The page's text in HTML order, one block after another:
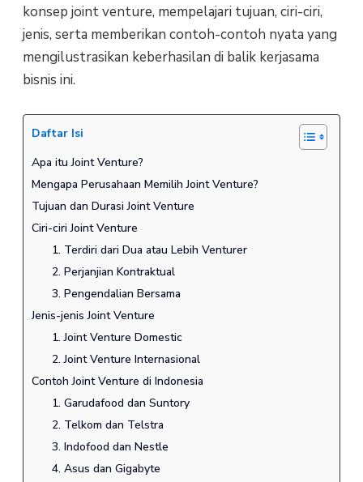
konsep joint venture, mempelajari tujuan, ciri-ciri,
jenis, serta memberikan contoh-contoh nyata yang
mengilustrasikan keberhasilan di balik kerjasama
bisnis ini.
Daftar Isi
Apa itu Joint Venture?
Mengapa Perusahaan Memilih Joint Venture?
Tujuan dan Durasi Joint Venture
Ciri-ciri Joint Venture
1. Terdiri dari Dua atau Lebih Venturer
2. Perjanjian Kontraktual
3. Pengendalian Bersama
Jenis-jenis Joint Venture
1. Joint Venture Domestic
2. Joint Venture Internasional
Contoh Joint Venture di Indonesia
1. Garudafood dan Suntory
2. Telkom dan Telstra
3. Indofood dan Nestle
4. Asus dan Gigabyte